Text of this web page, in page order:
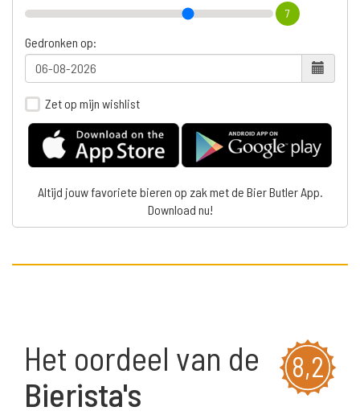
7
Gedronken op:
Zet op mijn wishlist
Altijd jouw favoriete bieren op zak met de Bier Butler App.
Download nu!
8,2
Het oordeel van de
Bierista's